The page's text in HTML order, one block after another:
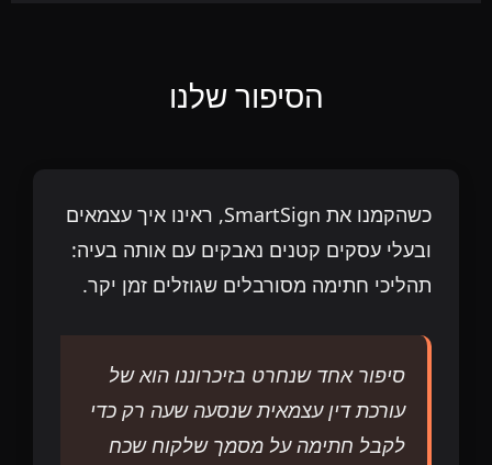
הסיפור שלנו
כשהקמנו את SmartSign, ראינו איך עצמאים
ובעלי עסקים קטנים נאבקים עם אותה בעיה:
תהליכי חתימה מסורבלים שגוזלים זמן יקר.
סיפור אחד שנחרט בזיכרוננו הוא של
עורכת דין עצמאית שנסעה שעה רק כדי
לקבל חתימה על מסמך שלקוח שכח